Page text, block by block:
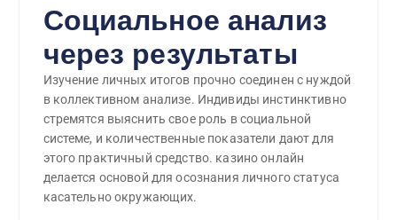
Социальное анализ
через результаты
Изучение личных итогов прочно соединен с нуждой
в коллективном анализе. Индивиды инстинктивно
стремятся выяснить свое роль в социальной
системе, и количественные показатели дают для
этого практичный средство. казино онлайн
делается основой для осознания личного статуса
касательно окружающих.